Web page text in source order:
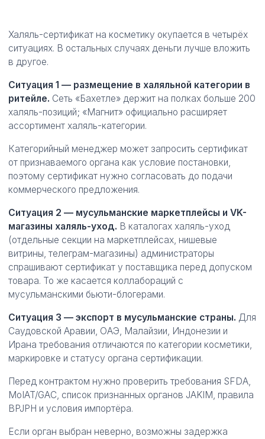
Халяль-сертификат на косметику окупается в четырёх
ситуациях. В остальных случаях деньги лучше вложить
в другое.
Ситуация 1 — размещение в халяльной категории в
ритейле. Сеть «Бахетле» держит на полках больше 200
халяль-позиций; «Магнит» официально расширяет
ассортимент халяль-категории.
Категорийный менеджер может запросить сертификат
от признаваемого органа как условие постановки,
поэтому сертификат нужно согласовать до подачи
коммерческого предложения.
Ситуация 2 — мусульманские маркетплейсы и VK-
магазины халяль-уход. В каталогах халяль-уход
(отдельные секции на маркетплейсах, нишевые
витрины, телеграм-магазины) администраторы
спрашивают сертификат у поставщика перед допуском
товара. То же касается коллабораций с
мусульманскими бьюти-блогерами.
Ситуация 3 — экспорт в мусульманские страны. Для
Саудовской Аравии, ОАЭ, Малайзии, Индонезии и
Ирана требования отличаются по категории косметики,
маркировке и статусу органа сертификации.
Перед контрактом нужно проверить требования SFDA,
MoIAT/GAC, список признанных органов JAKIM, правила
BPJPH и условия импортёра.
Если орган выбран неверно, возможны задержка